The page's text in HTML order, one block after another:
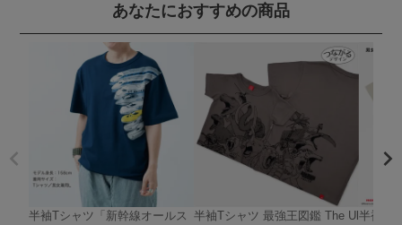
あなたにおすすめの商品
半袖Tシャツ「新幹線オールス 半袖Tシャツ 最強王図鑑 The Ul 半袖T